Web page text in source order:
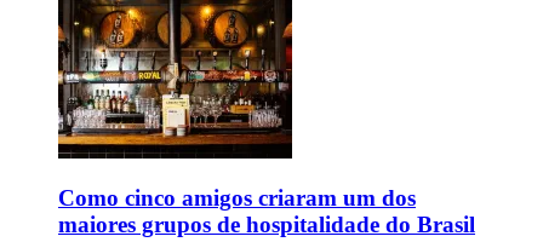
Como cinco amigos criaram um dos
maiores grupos de hospitalidade do Brasil